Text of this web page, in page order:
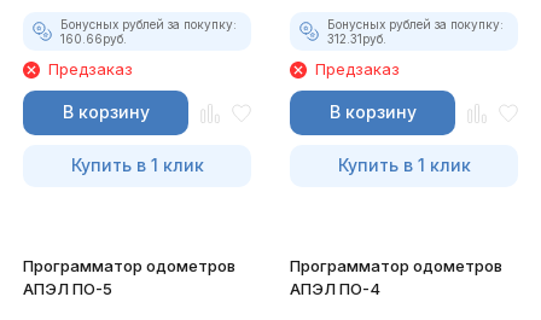
Бонусных рублей за покупку:
160.66руб.
Предзаказ
В корзину
Купить в 1 клик
Бонусных рублей за покупку:
312.31руб.
Предзаказ
В корзину
Купить в 1 клик
Программатор одометров
АПЭЛ ПО-5
Программатор одометров
АПЭЛ ПО-4